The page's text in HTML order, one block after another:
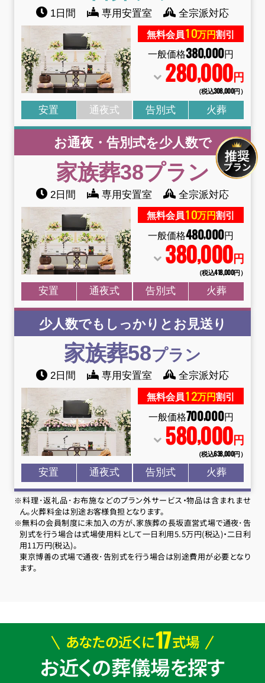
1日間 専用安置室 全宗派対応
無料会員10万円割引
一般価格380,000円
280,000円
（税込308,000円）
安置 通夜式 告別式 火葬
お通夜・告別式を少人数で
家族葬38プラン
2日間 専用安置室 全宗派対応
無料会員10万円割引
一般価格480,000円
380,000円
（税込418,000円）
安置 通夜式 告別式 火葬
少人数でもしっかりとお見送り
家族葬58プラン
2日間 専用安置室 全宗派対応
無料会員12万円割引
一般価格700,000円
580,000円
（税込638,000円）
安置 通夜式 告別式 火葬
※料理･返礼品･お布施などのプラン外サービス・物品は含まれませ
ん。火葬料金は別途お客様負担となります。
※無料の会員制度に未加入の方が、家族葬の長坂直営式場で通夜･告
別式を行う場合は式場使用料として一日利用5.5万円(税込)・二日利
用11万円(税込)。
東京博善の式場で通夜･告別式を行う場合は別途費用が必要となり
ます。
あなたの近くに17式場
お近くの葬儀場を探す